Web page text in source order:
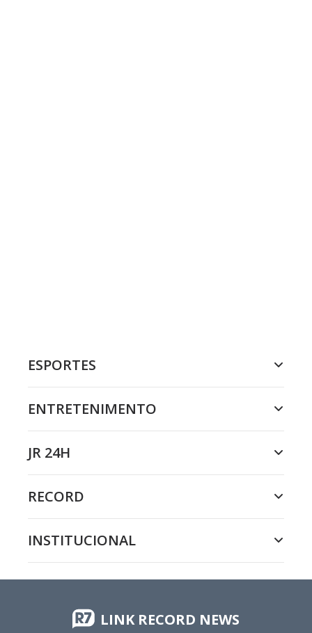
ESPORTES
ENTRETENIMENTO
JR 24H
RECORD
INSTITUCIONAL
LINK RECORD NEWS